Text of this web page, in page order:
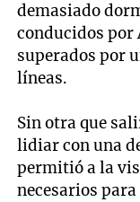
demasiado
conducidos por
superados por
líneas.
Sin otra que
lidiar con una
permitió a la
necesarios